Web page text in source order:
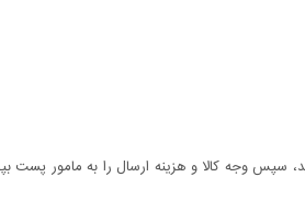
وجه کالا و هزینه ارسال را به مامور پست